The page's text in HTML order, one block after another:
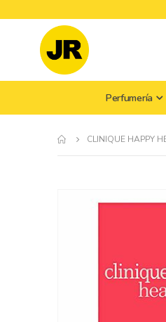
Perfumería
CLINIQUE HAPPY